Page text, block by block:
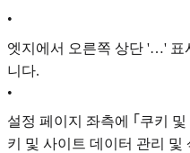
•
엣지에서 오른쪽 상단 '…' 표
니다.
•
설정 페이지 좌측에 ｢쿠키
키 및 사이트 데이터 관리 및